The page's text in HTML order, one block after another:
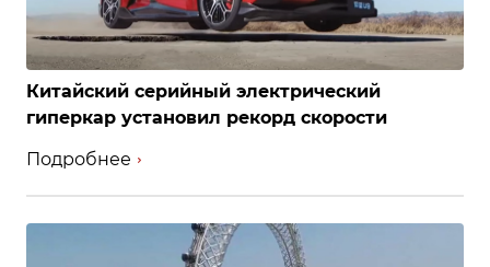
Китайский серийный электрический
гиперкар установил рекорд скорости
Подробнее